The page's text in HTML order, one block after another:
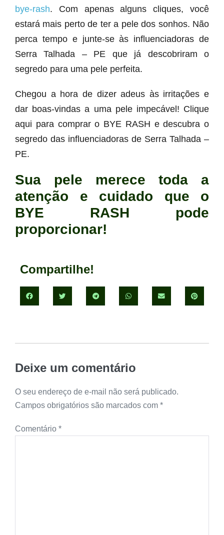
bye-rash. Com apenas alguns cliques, você
estará mais perto de ter a pele dos sonhos. Não
perca tempo e junte-se às influenciadoras de
Serra Talhada – PE que já descobriram o
segredo para uma pele perfeita.
Chegou a hora de dizer adeus às irritações e
dar boas-vindas a uma pele impecável! Clique
aqui para comprar o BYE RASH e descubra o
segredo das influenciadoras de Serra Talhada –
PE.
Sua pele merece toda a
atenção e cuidado que o
BYE RASH pode
proporcionar!
Compartilhe!
Deixe um comentário
O seu endereço de e-mail não será publicado.
Campos obrigatórios são marcados com *
Comentário *